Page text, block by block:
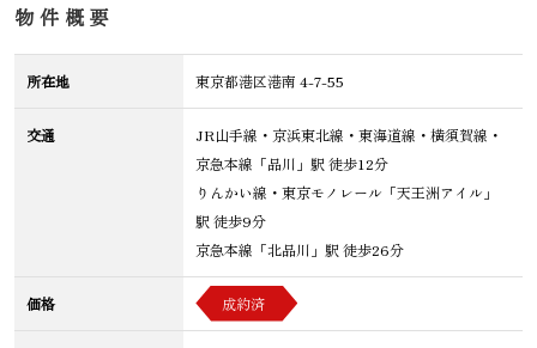
物件概要
所在地 東京都港区港南 4-7-55
交通
JR山手線・京浜東北線・東海道線・横須賀線・
京急本線「品川」駅 徒歩12分
りんかい線・東京モノレール「天王洲アイル」
駅 徒歩9分
京急本線「北品川」駅 徒歩26分
価格 成約済